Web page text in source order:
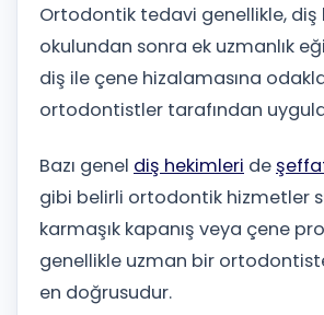
Ortodontik tedavi genellikle, diş
okulundan sonra ek uzmanlık
diş ile çene hizalamasına
ortodontistler tarafından
Bazı genel diş hekimleri de
gibi belirli ortodontik hizmetler
karmaşık kapanış veya çene
genellikle uzman bir
en doğrusudur.